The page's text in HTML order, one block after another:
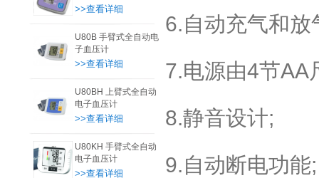
>>查看详细
U80B 手臂式全自动电
子血压计
>>查看详细
U80BH 上臂式全自动
电子血压计
>>查看详细
U80KH 手臂式全自动
电子血压计
>>查看详细
6.自动充气和放
7.电源由4节AA
8.静音设计;
9.自动断电功能;